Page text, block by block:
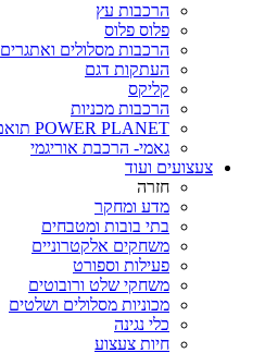
הרכבות עץ
פלוס פלוס
הרכבות מסלולים ואתגרים
העתקות דגם
קליקס
הרכבות מכניות
POWER PLANET תואם פליימוביל
גאמי- הרכבת אוריגמי
צעצועים ועוד
חזרה
מדע ומחקר
בתי בובות ומטבחים
משחקים אלקטרוניים
פעילות וספורט
משחקי שלט ורובוטים
מכוניות מסלולים ושלטים
כלי נגינה
חיות צעצוע